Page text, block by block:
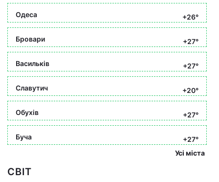
Одеса +26°
Бровари +27°
Васильків +27°
Славутич +20°
Обухів +27°
Буча
+27°
Усі міста
СВІТ